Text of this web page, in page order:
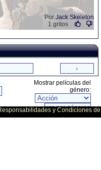
Por Jack Skeleton
1 gritos
Mostrar películas del
género:
y Condiciones de